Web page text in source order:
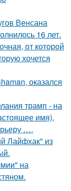
Венсана
16 лет.
от которой
хочется
оказался
трамп - на
имя),
….
Лайфхак" из
на